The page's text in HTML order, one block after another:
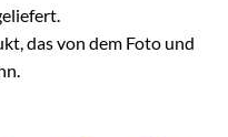
das von dem Foto und